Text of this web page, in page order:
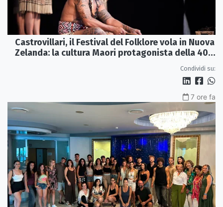
Castrovillari, il Festival del Folklore vola in Nuova
Zelanda: la cultura Maori protagonista della 40ª
Condividi su:
7 ore fa